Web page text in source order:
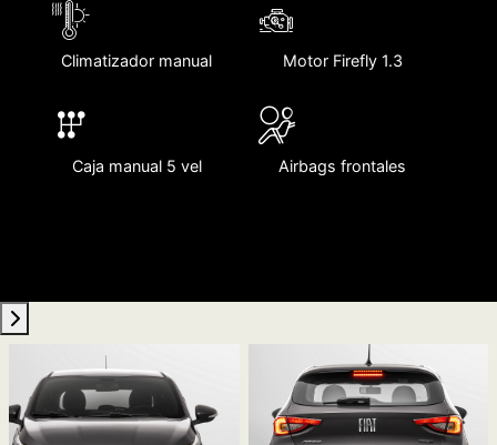
Climatizador manual Motor Firefly 1.3
Caja manual 5 vel Airbags frontales